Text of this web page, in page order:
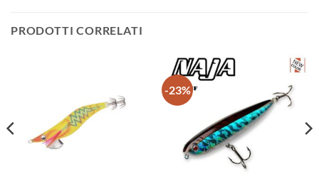
PRODOTTI CORRELATI
-23%